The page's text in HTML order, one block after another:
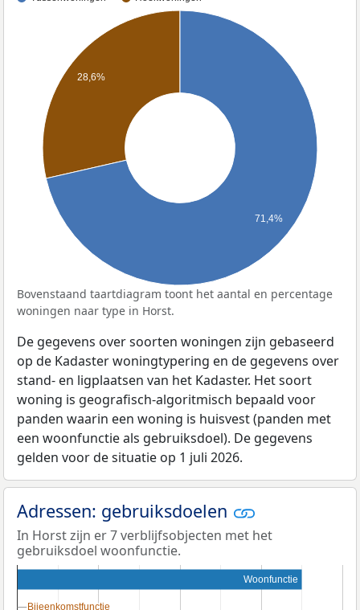
28,6%
71,4%
Bovenstaand taartdiagram toont het aantal en percentage
woningen naar type in Horst.
De gegevens over soorten woningen zijn gebaseerd
op de Kadaster woningtypering en de gegevens over
stand- en ligplaatsen van het Kadaster. Het soort
woning is geografisch-algoritmisch bepaald voor
panden waarin een woning is huisvest (panden met
een woonfunctie als gebruiksdoel). De gegevens
gelden voor de situatie op 1 juli 2026.
Adressen: gebruiksdoelen
In Horst zijn er 7 verblijfsobjecten met het
gebruiksdoel woonfunctie.
Woonfunctie
Bijeenkomstfunctie
Bijeenkomstfunctie